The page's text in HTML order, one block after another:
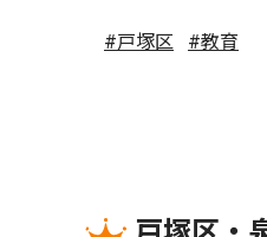
#戸塚区 #教育